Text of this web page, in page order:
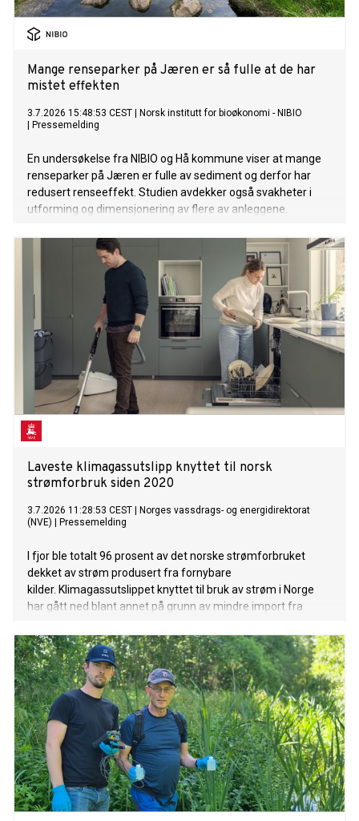
Mange renseparker på Jæren er så fulle at de har
mistet effekten
3.7.2026 15:48:53 CEST
Norsk institutt for bioøkonomi - NIBIO
Pressemelding
En undersøkelse fra NIBIO og Hå kommune viser at mange
renseparker på Jæren er fulle av sediment og derfor har
redusert renseeffekt. Studien avdekker også svakheter i
utforming og dimensjonering av flere av anleggene.
Laveste klimagassutslipp knyttet til norsk
strømforbruk siden 2020
3.7.2026 11:28:53 CEST
Norges vassdrags- og energidirektorat
(NVE)
Pressemelding
I fjor ble totalt 96 prosent av det norske strømforbruket
dekket av strøm produsert fra fornybare
kilder. Klimagassutslippet knyttet til bruk av strøm i Norge
har gått ned blant annet på grunn av mindre import fra
klimautslipp. Det viser NVEs klimadeklarasjon for fysisk
levert strøm i 2025.